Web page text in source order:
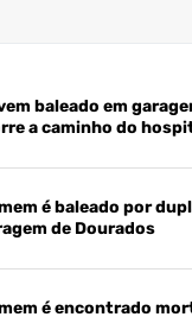
baleado em
a caminho do
é baleado por
de Dourados
é encontrado